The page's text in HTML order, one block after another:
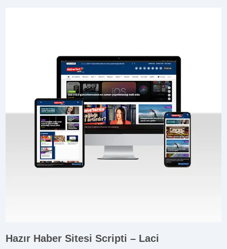
Hazır Haber Sitesi Scripti – Laci